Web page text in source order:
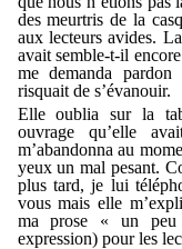
des meurtris de la
aux lecteurs avides.
avait semble-t-il
me demanda
risquait de s’évanouir.
Elle oublia sur la
ouvrage qu’elle
m’abandonna au
yeux un mal pesant.
plus tard, je lui
vous mais elle
ma prose « un
expression) pour les